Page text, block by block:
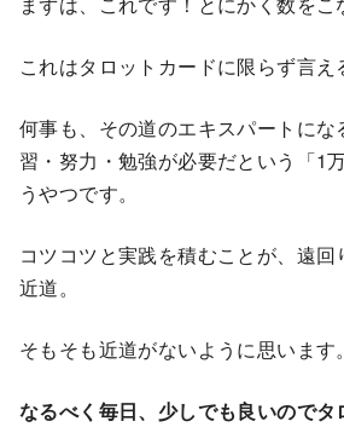
これはタロットカードに限らず言え
何事も、その道のエキスパートに
習・努力・勉強が必要だという「1
うやつです。
コツコツと実践を積むことが、遠
近道。
そもそも近道がないように思います。
なるべく毎日、少しでも良いので